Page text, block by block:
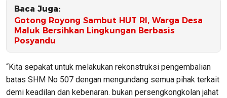
Baca Juga:
Gotong Royong Sambut HUT RI, Warga Desa
Maluk Bersihkan Lingkungan Berbasis
Posyandu
“Kita sepakat untuk melakukan rekonstruksi pengembalian
batas SHM No 507 dengan mengundang semua pihak terkait
demi keadilan dan kebenaran. bukan persengkongkolan jahat